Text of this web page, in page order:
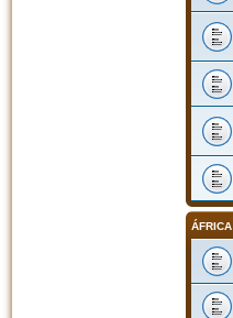
ÁFRICA